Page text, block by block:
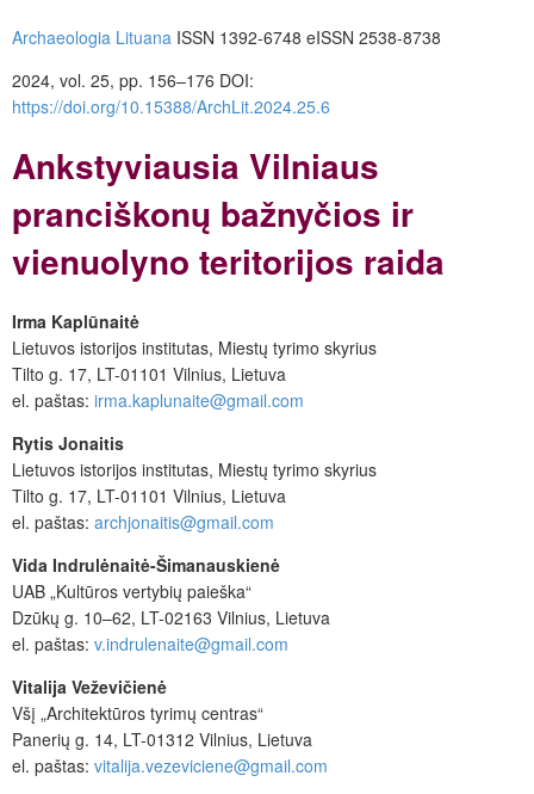
Archaeologia Lituana ISSN 1392-6748 eISSN 2538-8738
2024, vol. 25, pp. 156–176 DOI:
https://doi.org/10.15388/ArchLit.2024.25.6
Ankstyviausia Vilniaus
pranciškonų bažnyčios ir
vienuolyno teritorijos raida
Irma Kaplūnaitė
Lietuvos istorijos institutas, Miestų tyrimo skyrius
Tilto g. 17, LT-01101 Vilnius, Lietuva
el. paštas: irma.kaplunaite@gmail.com
Rytis Jonaitis
Lietuvos istorijos institutas, Miestų tyrimo skyrius
Tilto g. 17, LT-01101 Vilnius, Lietuva
el. paštas: archjonaitis@gmail.com
Vida Indrulėnaitė-Šimanauskienė
UAB „Kultūros vertybių paieška“
Dzūkų g. 10–62, LT-02163 Vilnius, Lietuva
el. paštas: v.indrulenaite@gmail.com
Vitalija Veževičienė
Všį „Architektūros tyrimų centras“
Panerių g. 14, LT-01312 Vilnius, Lietuva
el. paštas: vitalija.vezeviciene@gmail.com